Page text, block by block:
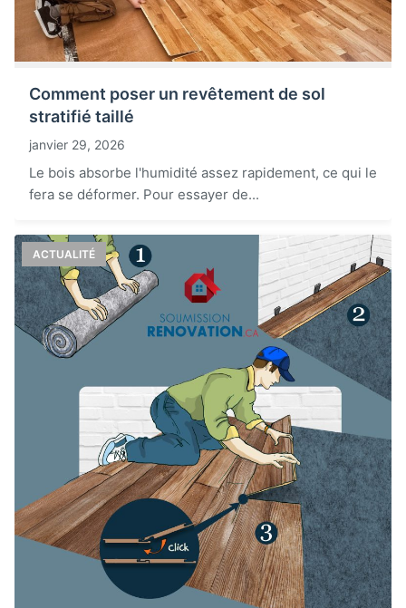
Comment poser un revêtement de sol
stratifié taillé
janvier 29, 2026
Le bois absorbe l'humidité assez rapidement, ce qui le
fera se déformer. Pour essayer de...
ACTUALITÉ